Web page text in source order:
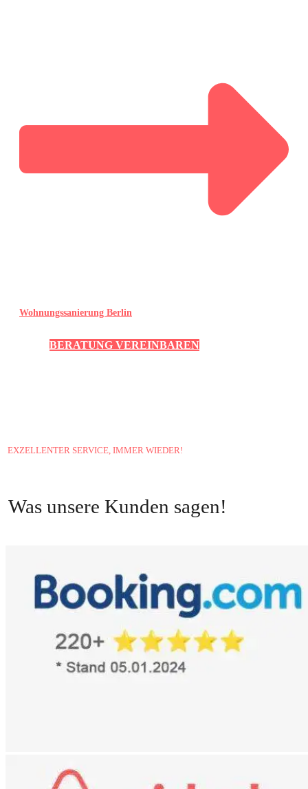
Wohnungssanierung Berlin
BERATUNG VEREINBAREN
EXZELLENTER SERVICE, IMMER WIEDER!
Was unsere Kunden sagen!